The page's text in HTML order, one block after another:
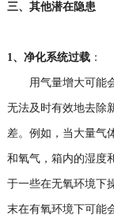
三、其他潜在隐患
1、 净化系统过载：
用气量增大可能
无法及时有效地去除
差。例如，当大量气
和氧气，箱内的湿度
于一些在无氧环境下
末在有氧环境下可能